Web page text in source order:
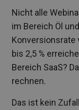
Nicht alle
im Bereich Öl
Konversionsrate
bis 2,5 %
Bereich SaaS?
rechnen.
Das ist kein